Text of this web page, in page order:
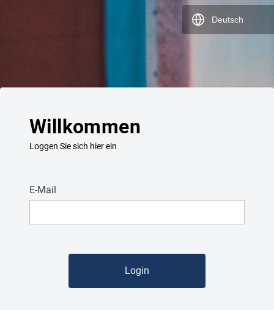
Willkommen
Loggen Sie sich hier ein
E-Mail
Deutsch